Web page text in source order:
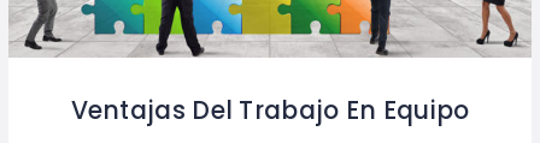
Ventajas Del Trabajo En Equipo